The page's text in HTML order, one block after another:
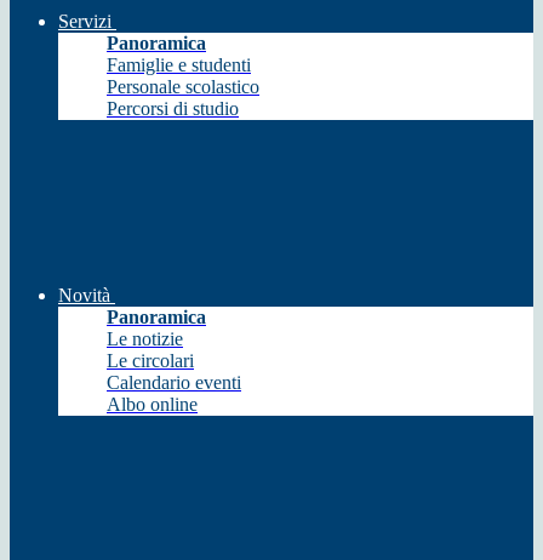
Servizi
Panoramica
Famiglie e studenti
Personale scolastico
Percorsi di studio
Novità
Panoramica
Le notizie
Le circolari
Calendario eventi
Albo online